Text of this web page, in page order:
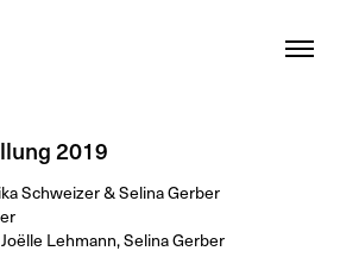
2019
Schweizer & Selina Gerber
Lehmann, Selina Gerber